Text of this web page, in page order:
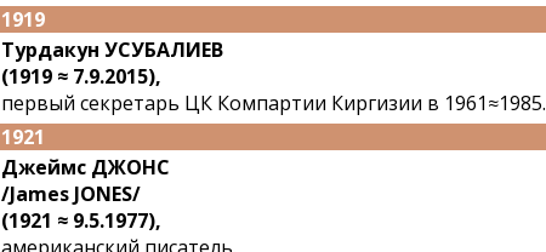
1919
Турдакун УСУБАЛИЕВ
(1919 ≈ 7.9.2015),
первый секретарь ЦК Компартии Киргизии в 1961≈1985.
1921
Джеймс ДЖОНС
/James JONES/
(1921 ≈ 9.5.1977),